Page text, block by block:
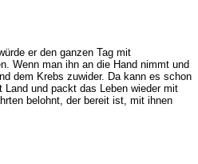
er den ganzen Tag mit
Wenn man ihn an die Hand nimmt und
dem Krebs zuwider. Da kann es schon
und packt das Leben wieder mit
belohnt, der bereit ist, mit ihnen